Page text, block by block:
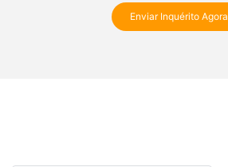
Enviar Inquérito Agora